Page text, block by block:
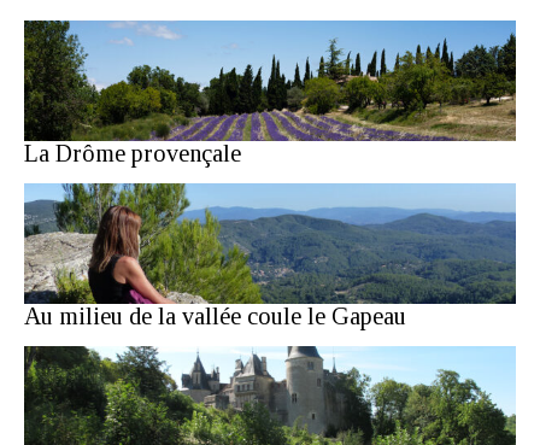
La Drôme provençale
Au milieu de la vallée coule le Gapeau